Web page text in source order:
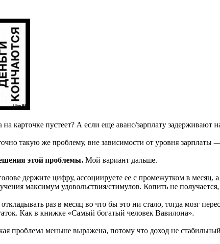
карточке пустеет? А если еще аванс/зарплату задерживают
такую же проблему, вне зависимости от уровня зарплаты
этой проблемы. Мой вариант дальше.
держите цифру, ассоциируете ее с промежутком в месяц,
максимум удовольствия/стимулов. Копить не получается,
раз в месяц во что бы это ни стало, тогда мозг
Как в книжке «Самый богатый человек Вавилона».
проблема меньше выражена, потому что доход не